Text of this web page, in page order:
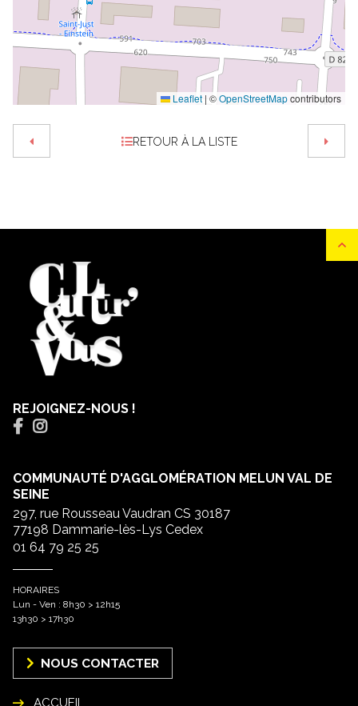
Leaflet | ©OpenStreetMapcontributors
RETOUR À LA LISTE
REJOIGNEZ-NOUS !
COMMUNAUTÉ D'AGGLOMÉRATION MELUN VAL DE
SEINE
297, rue Rousseau Vaudran CS 30187
77198 Dammarie-lès-Lys Cedex
01 64 79 25 25
HORAIRES
Lun - Ven : 8h30 > 12h15
13h30 > 17h30
NOUS CONTACTER
ACCUEIL